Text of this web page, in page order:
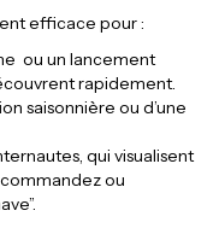
efficace pour :
ou un lancement
rapidement.
saisonnière ou d’une
qui visualisent
ou